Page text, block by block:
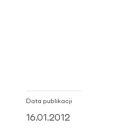
Data publikacji
16.01.2012